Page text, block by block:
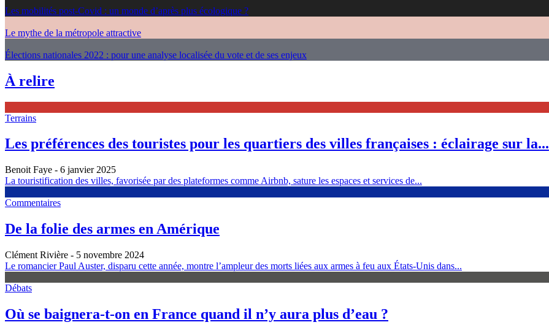
Les mobilités post-Covid : un monde d’après plus écologique ?
Le mythe de la métropole attractive
Élections nationales 2022 : pour une analyse localisée du vote et de ses enjeux
À relire
Terrains
Les préférences des touristes pour les quartiers des villes françaises : éclairage sur la...
Benoit Faye - 6 janvier 2025
La touristification des villes, favorisée par des plateformes comme Airbnb, sature les espaces et services de...
Commentaires
De la folie des armes en Amérique
Clément Rivière - 5 novembre 2024
Le romancier Paul Auster, disparu cette année, montre l’ampleur des morts liées aux armes à feu aux États-Unis dans...
Débats
Où se baignera-t-on en France quand il n’y aura plus d’eau ?